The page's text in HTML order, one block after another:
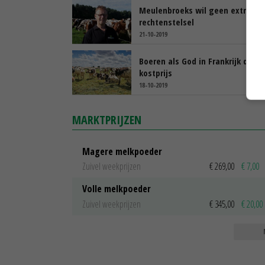
Meulenbroeks wil geen extra
rechtenstelsel
21-10-2019
Boeren als God in Frankrijk door
kostprijs
18-10-2019
MARKTPRIJZEN
Magere melkpoeder
Zuivel weekprijzen
€ 269,00 € 7,00
Volle melkpoeder
Zuivel weekprijzen
€ 345,00 € 20,00